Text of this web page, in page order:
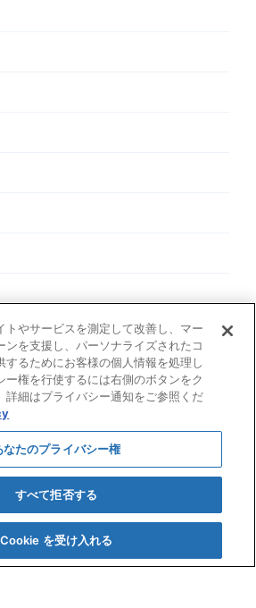
トやサービスを測定して改善し、マー
ンを支援し、パーソナライズされたコ
するためにお客様の個人情報を処理し
ー権を行使するには右側のボタンをク
詳細はプライバシー通知をご参照くだ
なたのプライバシー権
すべて拒否する
Cookie を受け入れる